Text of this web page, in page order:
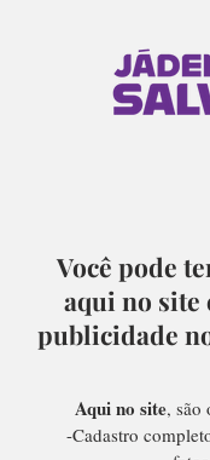
Você pode
aqui no site
publicidade
Aqui no site, são
-Cadastro